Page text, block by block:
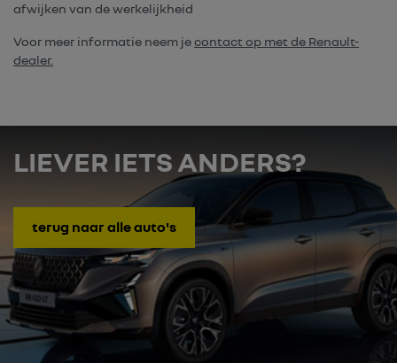
afwijken van de werkelijkheid
Voor meer informatie neem jecontact op met de Renault-
dealer.
LIEVER IETS ANDERS?
terug naar alle auto's